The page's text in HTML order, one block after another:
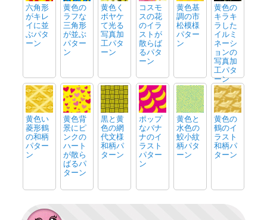
六角形
がキレ
イに並
ぶパタ
ーン
黄色の
ラフな
三角形
が並ぶ
パター
ン
黄色く
ボヤケ
て光る
写真加
工パタ
ーン
コスモ
スの花
のイラ
ストが
散らば
るパタ
ーン
黄色基
調の市
松模様
パター
ン
黄色の
キラキ
ラした
イルミ
ネーシ
ョンの
写真加
工パタ
ーン
黄色い
菱形鶴
の和柄
パター
ン
黄色背
景にピ
ンクの
ハート
が散ら
ばるパ
ターン
黒と黄
色の網
代文様
和柄パ
ターン
ポップ
なバナ
ナのイ
ラスト
パター
ン
黄色と
水色の
鮫小紋
柄パタ
ーン
黄色の
鶴のイ
ラスト
和柄パ
ターン